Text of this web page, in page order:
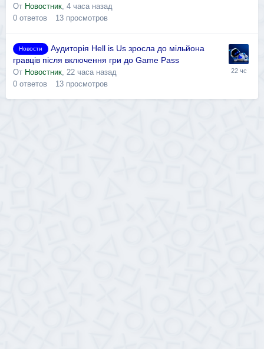
От Новостник 4 часа назад
0 ответов 13 просмотров
Новости
Аудиторія Hell is Us зросла до мільйона
гравців після включення гри до Game Pass
От Новостник 22 часа назад
0 ответов 13 просмотров